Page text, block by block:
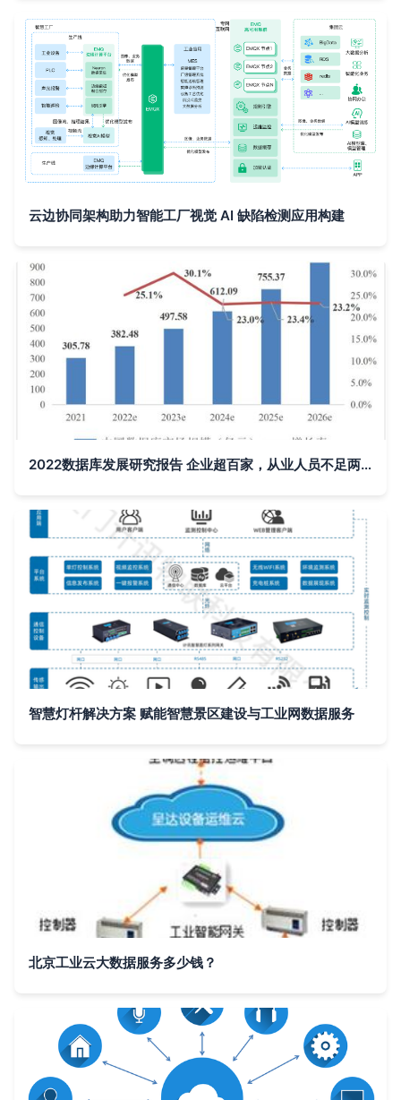
云边协同架构助力智能工厂视觉 AI 缺陷检测应用构建
2022数据库发展研究报告 企业超百家，从业人员不足两万背后的工业数据服务新图景
智慧灯杆解决方案 赋能智慧景区建设与工业网数据服务
北京工业云大数据服务多少钱？